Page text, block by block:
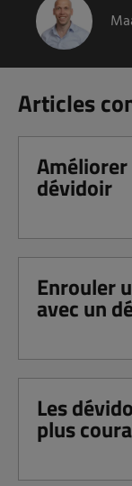
Articles
dévidoir
Enrouler
avec un
Les
plus